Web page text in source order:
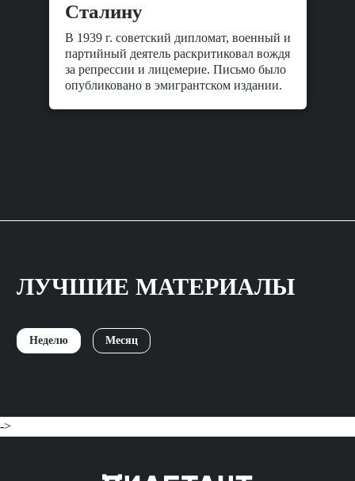
Сталину
В 1939 г. советский дипломат, военный и
партийный деятель раскритиковал вождя
за репрессии и лицемерие. Письмо было
опубликовано в эмигрантском издании.
ЛУЧШИЕ МАТЕРИАЛЫ
Неделю Месяц
->